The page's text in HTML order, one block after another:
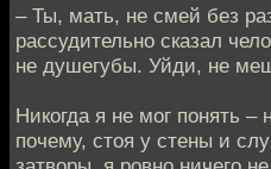
– Ты, мать, не смей без
рассудительно сказал
не душегубы. Уйди, не
Никогда я не мог понять –
почему, стоя у стены и